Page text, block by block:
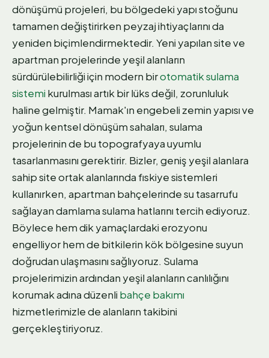
dönüşümü projeleri, bu bölgedeki yapı stoğunu
tamamen değiştirirken peyzaj ihtiyaçlarını da
yeniden biçimlendirmektedir. Yeni yapılan site ve
apartman projelerinde yeşil alanların
sürdürülebilirliği için modern birotomatik sulama
sistemi kurulması artık bir lüks değil, zorunluluk
haline gelmiştir. Mamak'ın engebeli zemin yapısı ve
yoğun kentsel dönüşüm sahaları, sulama
projelerinin de bu topografyaya uyumlu
tasarlanmasını gerektirir. Bizler, geniş yeşil alanlara
sahip site ortak alanlarında fıskiye sistemleri
kullanırken, apartman bahçelerinde su tasarrufu
sağlayan damlama sulama hatlarını tercih ediyoruz.
Böylece hem dik yamaçlardaki erozyonu
engelliyor hem de bitkilerin kök bölgesine suyun
doğrudan ulaşmasını sağlıyoruz. Sulama
projelerimizin ardından yeşil alanların canlılığını
korumak adına düzenli bahçe bakımı
hizmetlerimizle de alanların takibini
gerçekleştiriyoruz.